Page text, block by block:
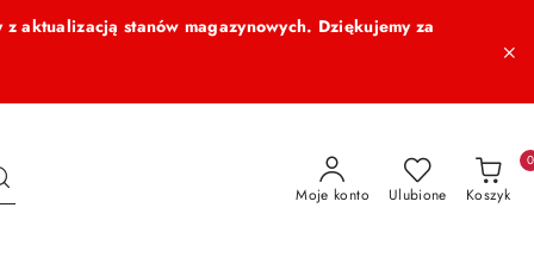
aktualizacją stanów magazynowych. Dziękujemy za
Moje konto Ulubione Koszyk
0